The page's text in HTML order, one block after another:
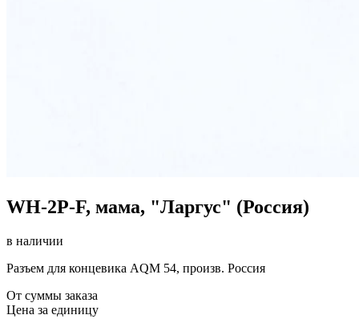
WH-2P-F, мама, "Ларгус" (Россия)
в наличии
Разъем для концевика AQM 54, произв. Россия
От суммы заказа
Цена за единицу